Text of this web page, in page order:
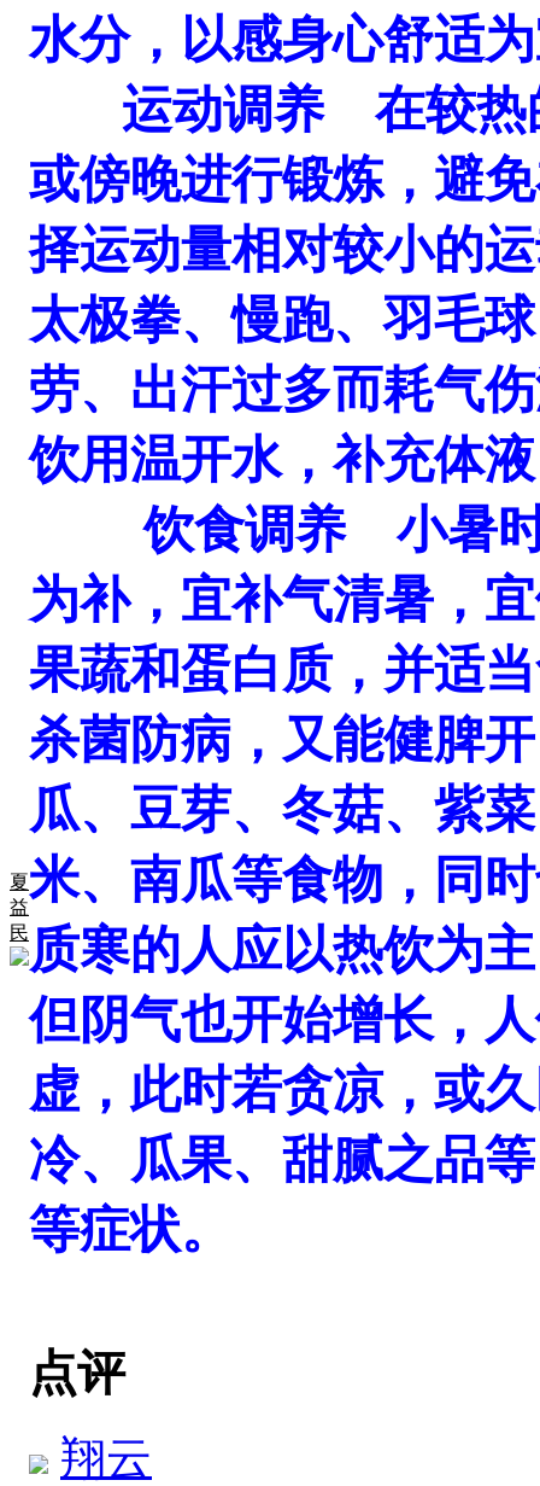
夏
益
民
水分，以感身心舒适
运动调养 在较热
或傍晚进行锻炼，避
择运动量相对较小的
太极拳、慢跑、羽毛
劳、出汗过多而耗气
饮用温开水，补充体
饮食调养 小暑时
为补，宜补气清暑，
果蔬和蛋白质，并适
杀菌防病，又能健脾
瓜、豆芽、冬菇、紫
米、南瓜等食物，同
质寒的人应以热饮为
但阴气也开始增长，
虚，此时若贪凉，或
冷、瓜果、甜腻之品
等症状。
点评
翔云